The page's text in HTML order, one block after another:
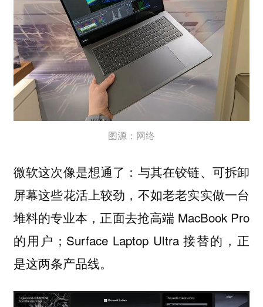
图源：网络
微软这次像是想通了：与其在铰链、可拆卸
屏幕这些花活上较劲，不如老老实实做一台
堆料的专业本，正面去抢高端 MacBook Pro
的用户；Surface Laptop Ultra 接替的，正
是这两条产品线。